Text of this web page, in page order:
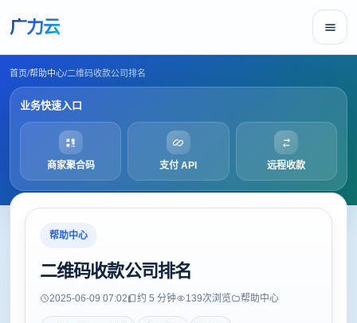
广力云
首页/帮助中心/二维码收款公司排名
业务快速入口
商家聚合码 支付 API 远程收款
帮助中心
二维码收款公司排名
2025-06-09 07:02 约 5 分钟 139次浏览 帮助中心